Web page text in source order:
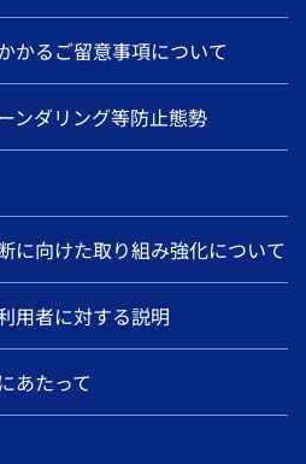
かるご留意事項について
ンダリング等防止態勢
に向けた取り組み強化について
用者に対する説明
あたって